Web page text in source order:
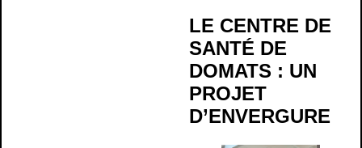
LE CENTRE DE
SANTÉ DE
DOMATS : UN
PROJET
D’ENVERGURE